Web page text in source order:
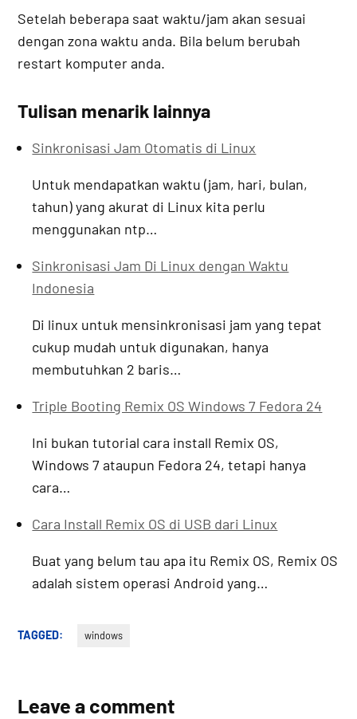
Setelah beberapa saat waktu/jam akan sesuai
dengan zona waktu anda. Bila belum berubah
restart komputer anda.
Tulisan menarik lainnya
Sinkronisasi Jam Otomatis di Linux
Untuk mendapatkan waktu (jam, hari, bulan,
tahun) yang akurat di Linux kita perlu
menggunakan ntp…
Sinkronisasi Jam Di Linux dengan Waktu
Indonesia
Di linux untuk mensinkronisasi jam yang tepat
cukup mudah untuk digunakan, hanya
membutuhkan 2 baris…
Triple Booting Remix OS Windows 7 Fedora 24
Ini bukan tutorial cara install Remix OS,
Windows 7 ataupun Fedora 24, tetapi hanya
cara…
Cara Install Remix OS di USB dari Linux
Buat yang belum tau apa itu Remix OS, Remix OS
adalah sistem operasi Android yang…
TAGGED: windows
Leave a comment